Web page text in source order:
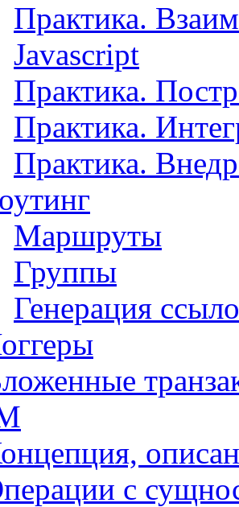
Практика.
Javascript
Практика.
Практика.
Практика.
Маршруты
Группы
Генерация
с